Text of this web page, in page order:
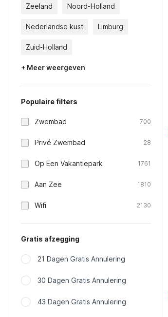
Zeeland Noord-Holland
Nederlandse kust Limburg
Zuid-Holland
+ Meer weergeven
Populaire filters
Zwembad 700
Privé Zwembad 28
Op Een Vakantiepark 1761
Aan Zee 1810
Wifi 2130
Gratis afzegging
21 Dagen Gratis Annulering
30 Dagen Gratis Annulering
43 Dagen Gratis Annulering